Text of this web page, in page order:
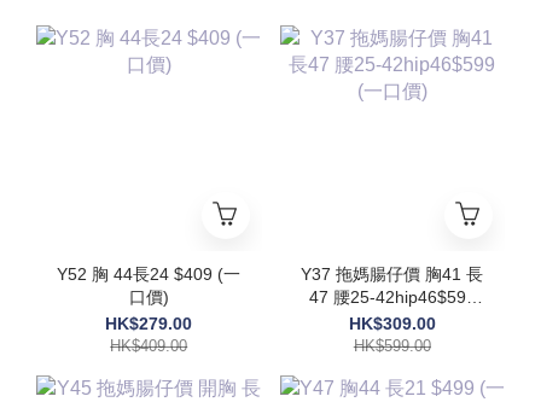
Y52 胸 44長24 $409 (一
口價)
HK$279.00
HK$409.00
Y37 拖媽腸仔價 胸41 長
47 腰25-42hip46$599
(一口價)
HK$309.00
HK$599.00